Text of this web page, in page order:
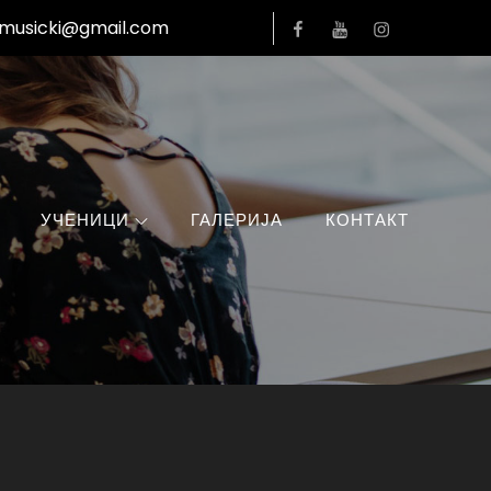
Facebook
YouTubeInstagram
УЧЕНИЦИ ГАЛЕРИЈА КОНТАКТ